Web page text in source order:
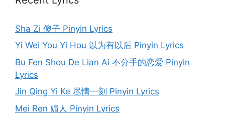
Sha Zi 傻子 Pinyin Lyrics
Yi Wei You Yi Hou 以为有以后 Pinyin Lyrics
Bu Fen Shou De Lian Ai 不分手的恋爱 Pinyin
Lyrics
Jin Qing Yi Ke 尽情一刻 Pinyin Lyrics
Mei Ren 媚人 Pinyin Lyrics